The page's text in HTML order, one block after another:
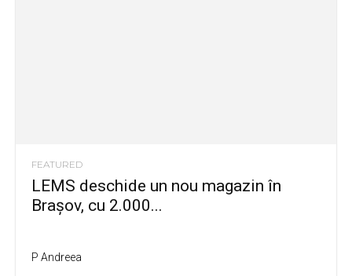
FEATURED
LEMS deschide un nou magazin în
Brașov, cu 2.000...
P Andreea